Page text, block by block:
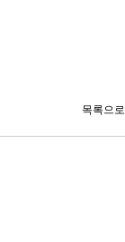
목록으로​